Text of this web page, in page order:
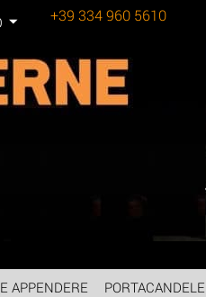
+39 334 960 5610
APPENDERE PORTACANDELE